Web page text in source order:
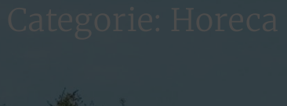
Categorie: Horeca